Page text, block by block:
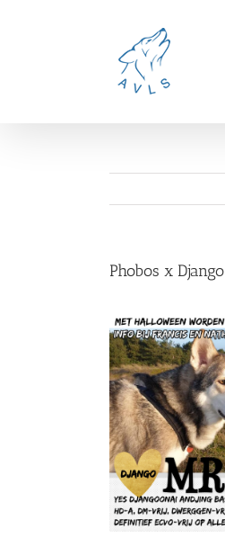
Phobos x Django